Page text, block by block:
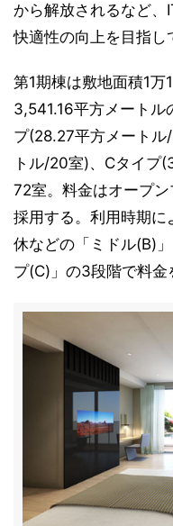
から解放されるなど
快適性の向上を目指し
第1期棟は敷地面積1
3,541.16平方メートル
プ(28.27平方メート
トル/20室)、Cタイプ
72室。料金はオープ
採用する。利用時期
休などの「ミドル(B)
プ(C)」の3段階で料金